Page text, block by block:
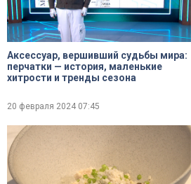
Аксессуар, вершивший судьбы мира:
перчатки — история, маленькие
хитрости и тренды сезона
20 февраля 2024 07:45